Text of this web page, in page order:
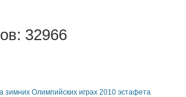
32966
зимних Олимпийских играх 2010 эстафета